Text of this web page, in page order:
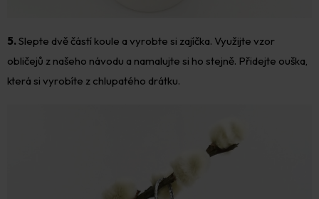
5. Slepte dvě částí koule a vyrobte si zajíčka. Využijte vzor
obličejů z našeho návodu a namalujte si ho stejně. Přidejte ouška,
která si vyrobíte z chlupatého drátku.